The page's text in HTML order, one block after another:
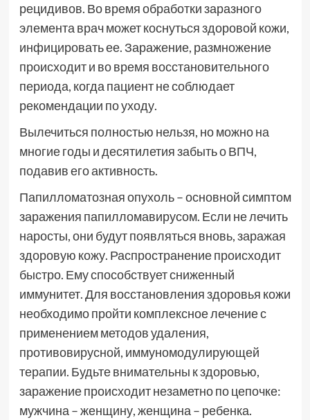
рецидивов. Во время обработки заразного
элемента врач может коснуться здоровой кожи,
инфицировать ее. Заражение, размножение
происходит и во время восстановительного
периода, когда пациент не соблюдает
рекомендации по уходу.
Вылечиться полностью нельзя, но можно на
многие годы и десятилетия забыть о ВПЧ,
подавив его активность.
Папилломатозная опухоль – основной симптом
заражения папилломавирусом. Если не лечить
наросты, они будут появляться вновь, заражая
здоровую кожу. Распространение происходит
быстро. Ему способствует сниженный
иммунитет. Для восстановления здоровья кожи
необходимо пройти комплексное лечение с
применением методов удаления,
противовирусной, иммуномодулирующей
терапии. Будьте внимательны к здоровью,
заражение происходит незаметно по цепочке:
мужчина – женщину, женщина – ребенка.